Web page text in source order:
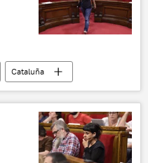
Cataluña
CUP